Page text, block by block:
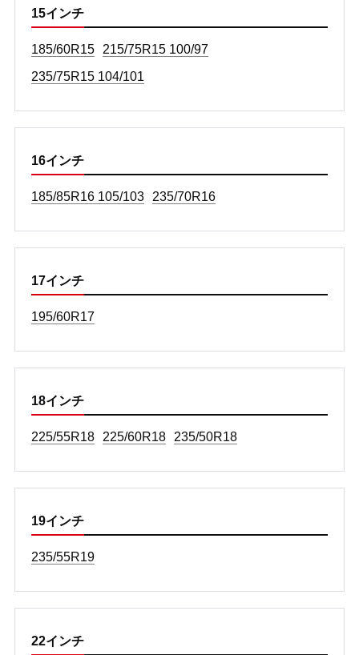
15インチ
185/60R15
215/75R15 100/97
235/75R15 104/101
16インチ
185/85R16 105/103 235/70R16
17インチ
195/60R17
18インチ
225/55R18 225/60R18 235/50R18
19インチ
235/55R19
22インチ